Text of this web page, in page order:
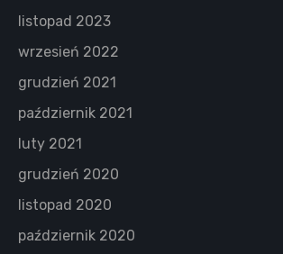
listopad 2023
wrzesień 2022
grudzień 2021
październik 2021
luty 2021
grudzień 2020
listopad 2020
październik 2020